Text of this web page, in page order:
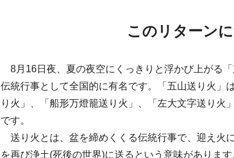
このリターン
8月16日夜、夏の夜空にくっきりと浮かび上がる
伝統行事として全国的に有名です。「五山送り火」
り火」、「船形万燈籠送り火」、「左大文字送り火
です。
送り火とは、盆を締めくくる伝統行事で、迎え火
を再び浄土(死後の世界)に送るという意味があります